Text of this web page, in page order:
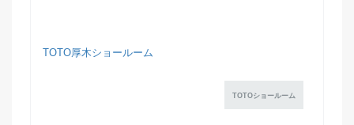
TOTO厚木ショールーム
TOTOショールーム